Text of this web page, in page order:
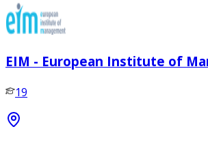
EIM - European Institute of
19